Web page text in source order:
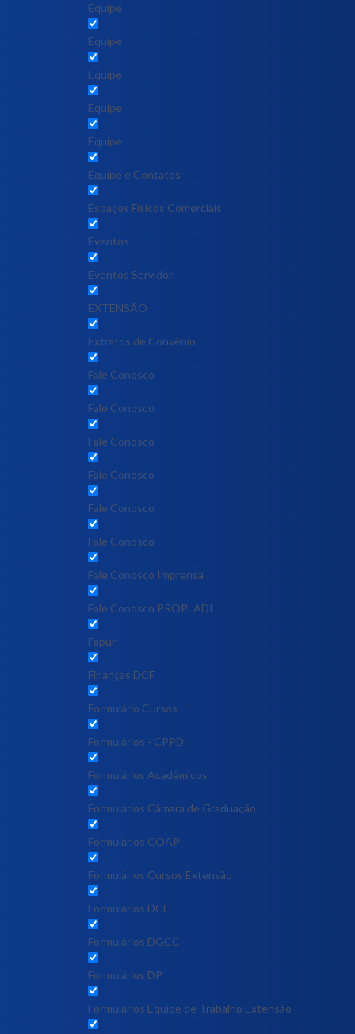
Equipe
Equipe
Equipe
Equipe
Equipe
Equipe e Contatos
Espaços Físicos Comerciais
Eventos
Eventos Servidor
EXTENSÃO
Extratos de Convênio
Fale Conosco
Fale Conosco
Fale Conosco
Fale Conosco
Fale Conosco
Fale Conosco
Fale Conosco Imprensa
Fale Conosco PROPLADI
Fapur
Finanças DCF
Formulário Cursos
Formulários - CPPD
Formulários Acadêmicos
Formulários Câmara de Graduação
Formulários COAP
Formulários Cursos Extensão
Formulários DCF
Formulários DGCC
Formulários DP
Formulários Equipe de Trabalho Extensão